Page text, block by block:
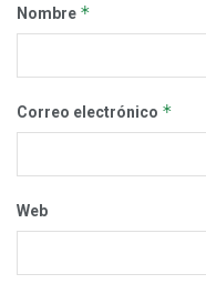
Nombre *
Correo electrónico *
Web